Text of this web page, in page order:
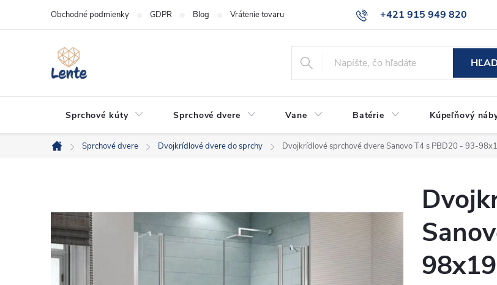
+421 915 949 820
Obchodné podmienky GDPR Blog Vrátenie tovaru
Sprchové kúty Sprchové dvere Vane Batérie Kúpeľňový
Domov
Sprchové dvere Dvojkrídlové dvere do sprchy Dvojkrídlové sprchové dvere Sanovo T4 s PBD20 - 93-